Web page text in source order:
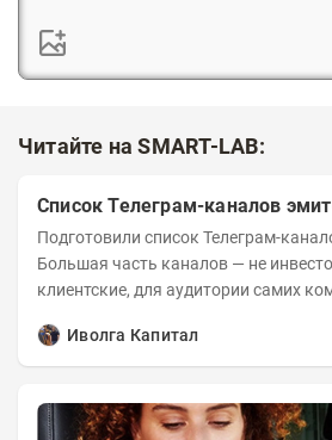
Читайте на SMART-LAB:
Список Телеграм-каналов
Подготовили список Телеграм-
Большая часть каналов — не
клиентские, для аудитории самих
Иволга Капитал